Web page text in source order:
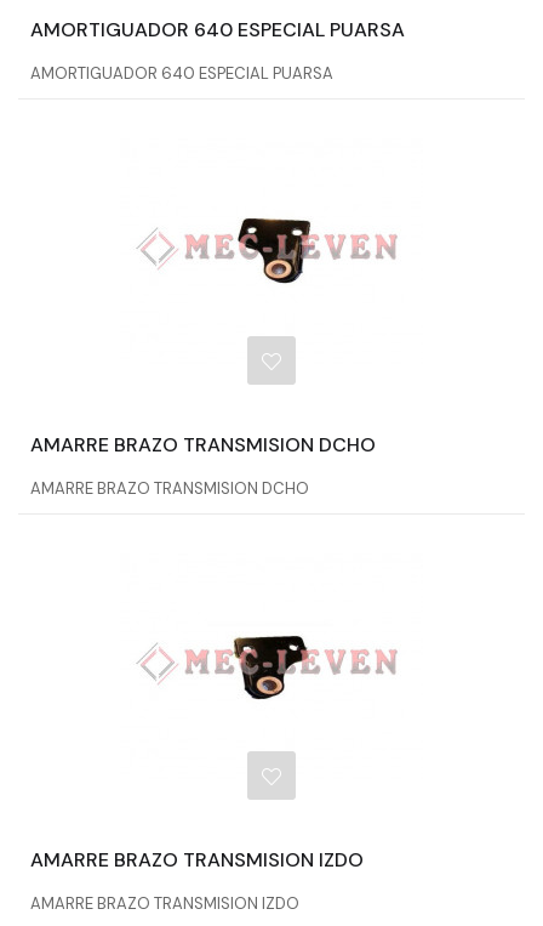
AMORTIGUADOR 640 ESPECIAL PUARSA
AMORTIGUADOR 640 ESPECIAL PUARSA
AMARRE BRAZO TRANSMISION DCHO
AMARRE BRAZO TRANSMISION DCHO
AMARRE BRAZO TRANSMISION IZDO
AMARRE BRAZO TRANSMISION IZDO